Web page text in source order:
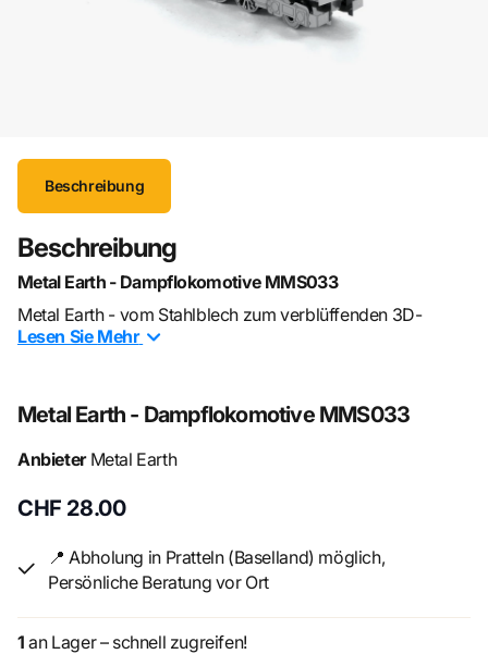
Beschreibung
Beschreibung
Metal Earth - Dampflokomotive MMS033
Metal Earth - vom Stahlblech zum verblüffenden 3D-
Metall-Bausatz. Einfach lasergeschnittene Bauteile aus der
Treue zum Detail.
Dampfmaschine erzeugt.
angehängten Wagen hinter der Lokomotive
von Kohle, Holz oder Öl erzeugt.Vom frühen 19.
Jahrhundert bis zur Mitte des 20. Jahrhunderts
dominierten Dampfmaschinen den Schienenverkehr.
Lieferumfang
Lesen Sie Mehr
Metal Earth - Dampflokomotive MMS033
AnbieterMetal Earth
CHF 28.00
📍 Abholung in Pratteln (Baselland) möglich,
Persönliche Beratung vor Ort
1 an Lager – schnell zugreifen!